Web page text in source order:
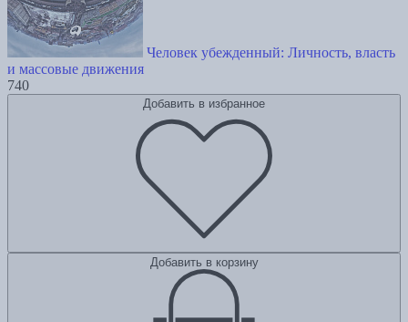
Человек убежденный: Личность, власть
и массовые движения
740
Добавить в избранное
Добавить в корзину